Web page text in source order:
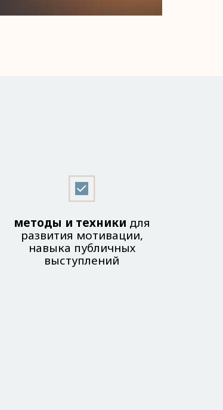
методы и техники для
развития мотивации,
навыка публичных
выступлений